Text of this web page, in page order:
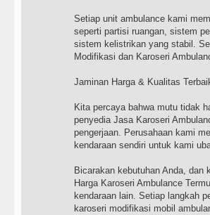
Setiap unit ambulance kami
seperti partisi ruangan, sistem
sistem kelistrikan yang stabil.
Modifikasi dan Karoseri
Jaminan Harga & Kualitas
Kita percaya bahwa mutu tidak
penyedia Jasa Karoseri
pengerjaan. Perusahaan kami
kendaraan sendiri untuk kami
Bicarakan kebutuhan Anda,
Harga Karoseri Ambulance
kendaraan lain. Setiap langkah
karoseri modifikasi mobil